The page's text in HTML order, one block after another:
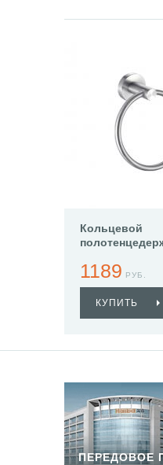
Кольцевой
1189 РУБ.
КУПИТЬ
ПЕРЕДОВОЕ